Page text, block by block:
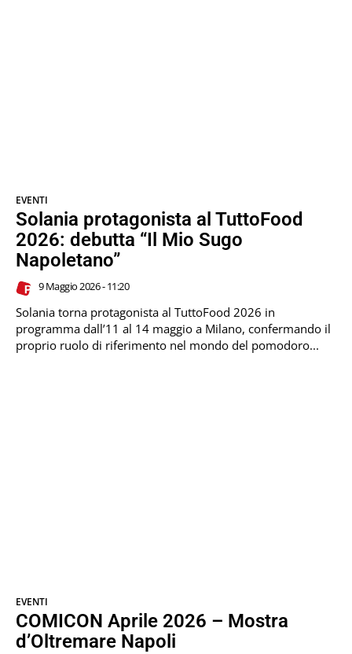
EVENTI
Solania protagonista al TuttoFood
2026: debutta “Il Mio Sugo
Napoletano”
9 Maggio 2026 - 11:20
Solania torna protagonista al TuttoFood 2026 in
programma dall’11 al 14 maggio a Milano, confermando il
proprio ruolo di riferimento nel mondo del pomodoro...
EVENTI
COMICON Aprile 2026 – Mostra
d’Oltremare Napoli